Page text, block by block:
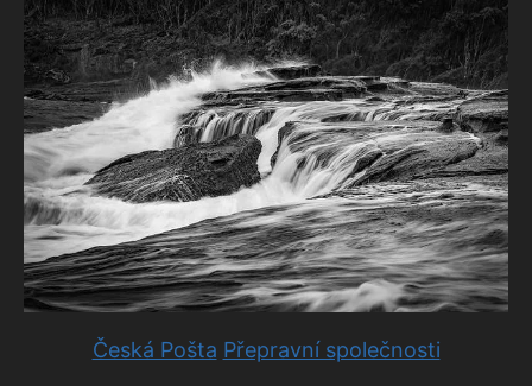
Česká Pošta Přepravní společnosti